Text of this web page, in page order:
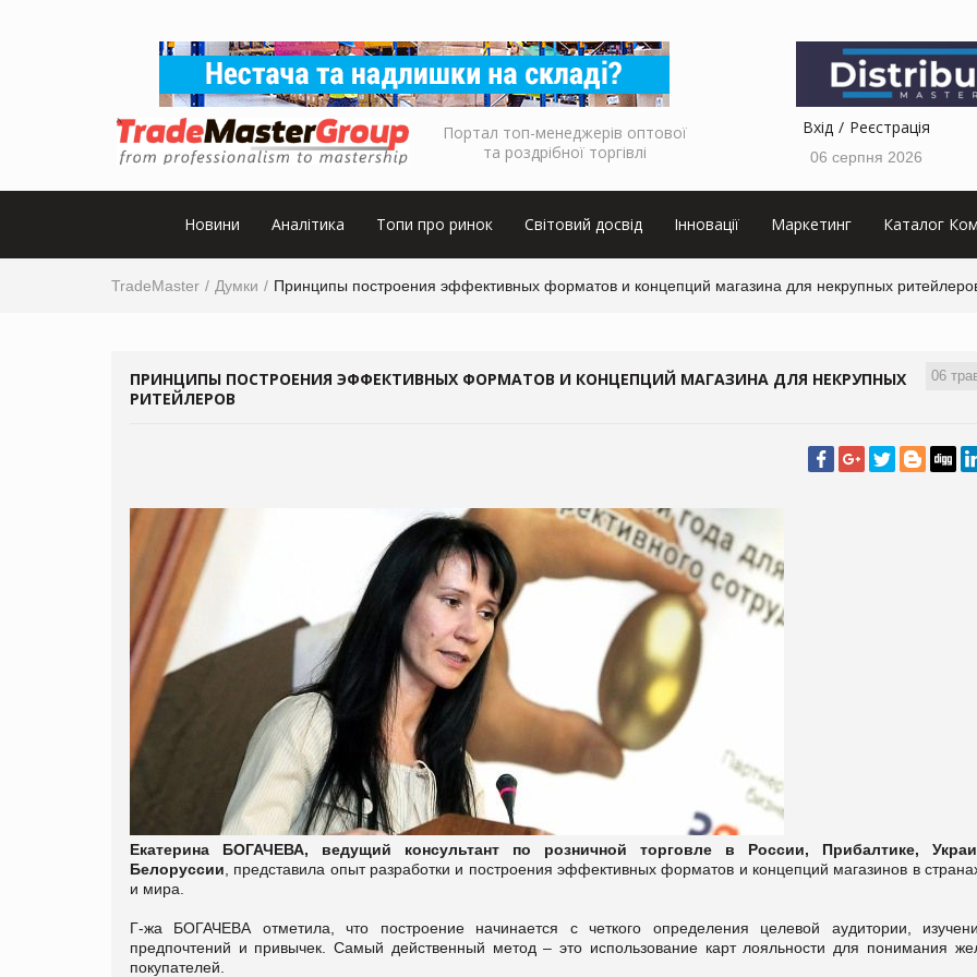
Портал топ-менеджерів оптової
та роздрібної торгівлі
Вхід Реєстрація
06 серпня 2026
Новини Аналітика Топи про ринок Світовий досвід Інновації Маркетинг Каталог
TradeMaster Думки Принципы построения эффективных форматов и концепций магазина для некрупных
06
ПРИНЦИПЫ ПОСТРОЕНИЯ ЭФФЕКТИВНЫХ ФОРМАТОВ И КОНЦЕПЦИЙ МАГАЗИНА ДЛЯ НЕКРУПНЫХ
РИТЕЙЛЕРОВ
Екатерина БОГАЧЕВА, ведущий консультант по розничной торговле в России, Прибалтике,
Белоруссии , представила опыт разработки и построения эффективных форматов и концепций магазинов в
и мира.
Г-жа БОГАЧЕВА отметила, что построение начинается с четкого определения целевой аудитории,
предпочтений и привычек. Самый действенный метод – это использование карт лояльности для понимания
покупателей.